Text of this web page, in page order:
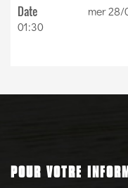
Date mer
01:30
POUR VOTRE